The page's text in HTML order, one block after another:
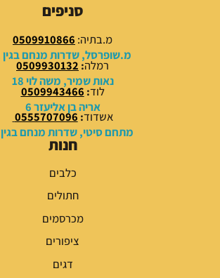
.
0
0
₪
.
0
0
₪
.
סניפים
מ.בתיה: 0509910866
מ.שופרסל, שדרות מנחם בגין 2
רמלה:
0509930132
נאות שמיר, משה לוי 18
לוד:
0509943466
אריה בן אליעזר 6
אשדוד:
0555707096
מתחם סיטי, שדרות מנחם בגין 7
חנות
כלבים
חתולים
מכרסמים
ציפורים
דגים